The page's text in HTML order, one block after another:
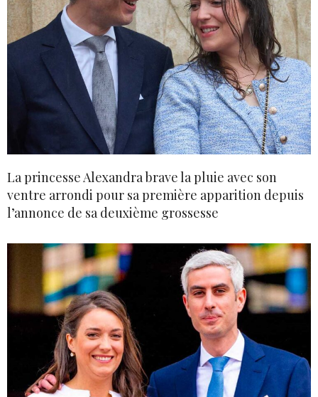
La princesse Alexandra brave la pluie avec son
ventre arrondi pour sa première apparition depuis
l’annonce de sa deuxième grossesse